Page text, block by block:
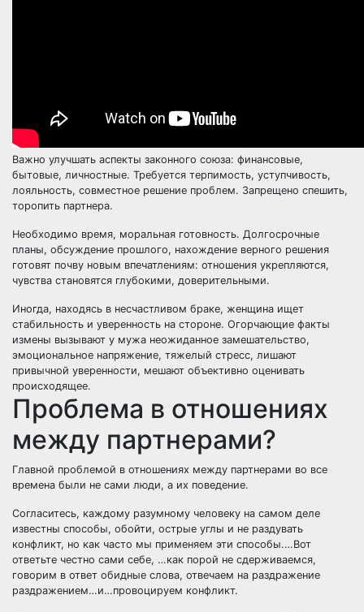
Важно улучшать аспекты законного союза: финансовые,
бытовые, личностные. Требуется терпимость, уступчивость,
лояльность, совместное решение проблем. Запрещено спешить,
торопить партнера.
Необходимо время, моральная готовность. Долгосрочные
планы, обсуждение прошлого, нахождение верного решения
готовят почву новым впечатлениям: отношения укрепляются,
чувства становятся глубокими, доверительными.
Иногда, находясь в несчастливом браке, женщина ищет
стабильность и уверенность на стороне. Огорчающие факты
измены вызывают у мужа неожиданное замешательство,
эмоциональное напряжение, тяжелый стресс, лишают
привычной уверенности, мешают объективно оценивать
происходящее.
Проблема в отношениях
между партнерами?
Главной проблемой в отношениях между партнерами во все
времена были не сами люди, а их поведение.
Согласитесь, каждому разумному человеку на самом деле
известны способы, обойти, острые углы и не раздувать
конфликт, но как часто мы применяем эти способы.…Вот
ответьте честно сами себе, …как порой не сдерживаемся,
говорим в ответ обидные слова, отвечаем на раздражение
раздражением…и…провоцируем конфликт.